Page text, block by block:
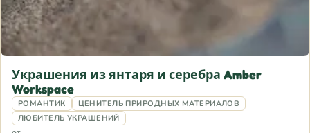
Украшения из янтаря и серебра Amber
Workspace
РОМАНТИК
ЦЕНИТЕЛЬ ПРИРОДНЫХ МАТЕРИАЛОВ
ЛЮБИТЕЛЬ УКРАШЕНИЙ